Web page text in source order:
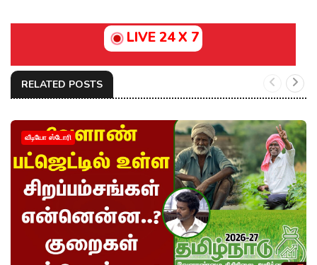
LIVE 24 X 7
RELATED POSTS
வீடியோ ஸ்டோரி